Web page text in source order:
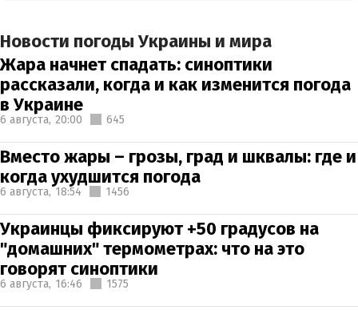
Новости погоды Украины и мира
Жара начнет спадать: синоптики
рассказали, когда и как изменится погода
в Украине
6 августа, 20:00 645
Вместо жары – грозы, град и шквалы: где и
когда ухудшится погода
6 августа, 18:54 1456
Украинцы фиксируют +50 градусов на
"домашних" термометрах: что на это
говорят синоптики
6 августа, 16:46 1575